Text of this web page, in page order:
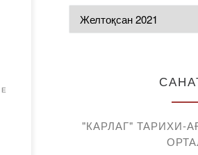
"КАРЛАГ" ТАРИХИ-